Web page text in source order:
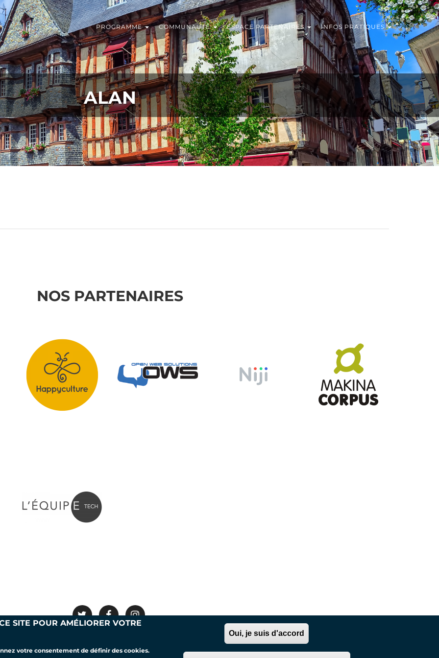
PROGRAMME COMMUNAUTÉ ESPACE PARTENAIRES INFOS PRATIQUES
ALAN
NOS PARTENAIRES
Mentions légales Nous contacter
SITE POUR AMÉLIORER VOTRE
votre consentement de définir des cookies.
Oui, je suis d'accord